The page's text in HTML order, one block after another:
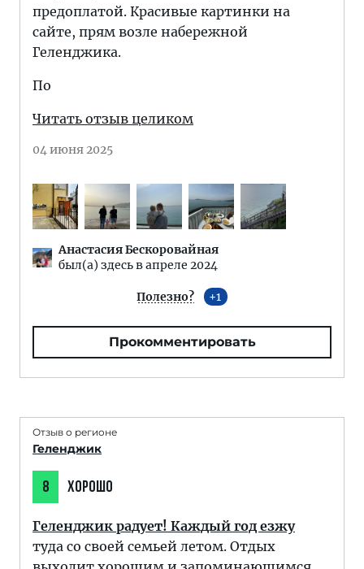
предоплатой. Красивые картинки на
сайте, прям возле набережной
Геленджика.
По
Читать отзыв целиком
04 июня 2025
Анастасия Бескоровайная
был(а) здесь в апреле 2024
Полезно? 1
Прокомментировать
Отзыв о регионе
Геленджик
8 ХОРОШО
Геленджик радует! Каждый год езжу
туда со своей семьей летом. Отдых